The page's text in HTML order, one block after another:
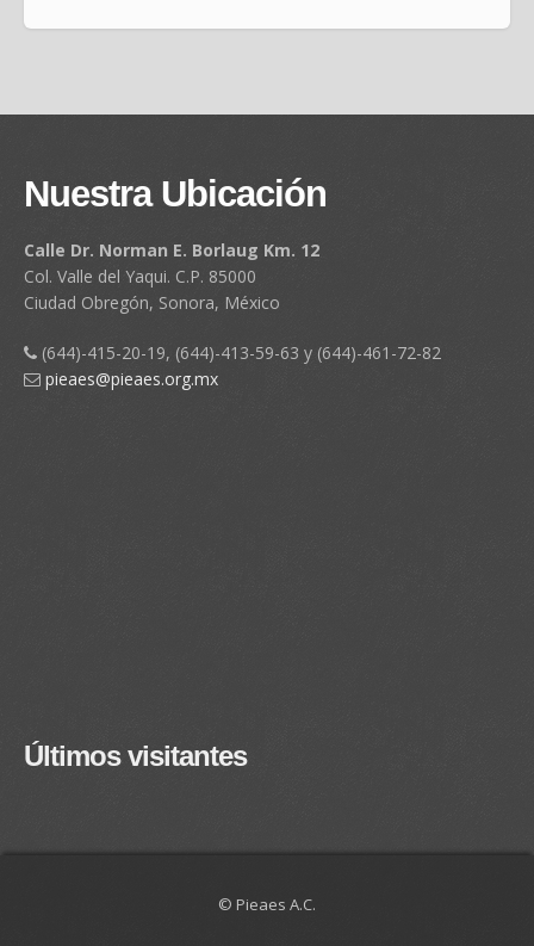
Nuestra Ubicación
Calle Dr. Norman E. Borlaug Km. 12
Col. Valle del Yaqui. C.P. 85000
Ciudad Obregón, Sonora, México
(644)-415-20-19, (644)-413-59-63 y (644)-461-72-82
pieaes@pieaes.org.mx
Últimos visitantes
© Pieaes A.C.